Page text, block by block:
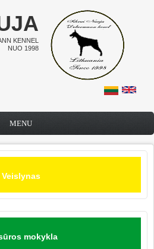
KENNEL
NUO 1998
MENU
Veislynas
mokykla